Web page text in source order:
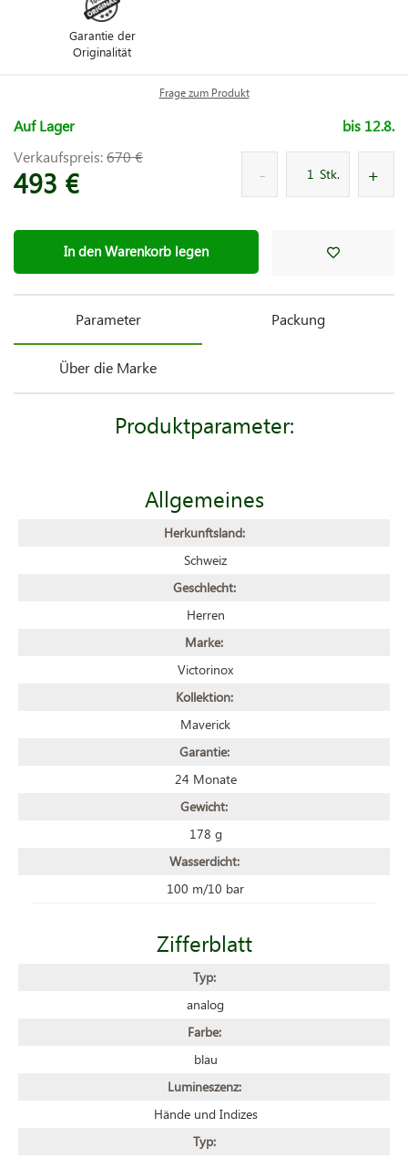
Garantie der
Originalität
Frage zum Produkt
Auf Lager
bis 12.8.
Verkaufspreis:670 €
493 € Stk.
In den Warenkorb legen
Parameter Packung
Über die Marke
Produktparameter:
Allgemeines
Herkunftsland:
Schweiz
Geschlecht:
Herren
Marke:
Victorinox
Kollektion:
Maverick
Garantie:
24 Monate
Gewicht:
178 g
Wasserdicht:
100 m/10 bar
Zifferblatt
Typ:
analog
Farbe:
blau
Lumineszenz:
Hände und Indizes
Typ: